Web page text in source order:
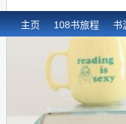
主页 108书旅程 书